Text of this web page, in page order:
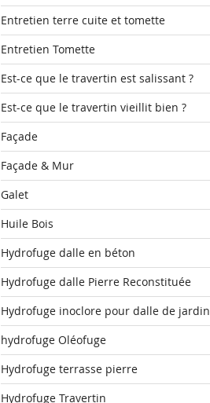
Entretien terre cuite et tomette
Entretien Tomette
Est-ce que le travertin est salissant ?
Est-ce que le travertin vieillit bien ?
Façade
Façade & Mur
Galet
Huile Bois
Hydrofuge dalle en béton
Hydrofuge dalle Pierre Reconstituée
Hydrofuge inoclore pour dalle de jardin
hydrofuge Oléofuge
Hydrofuge terrasse pierre
Hydrofuge Travertin